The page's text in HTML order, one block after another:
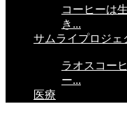
コーヒーは
き...
サムライプロジェ
ラオスコー
ー...
医療